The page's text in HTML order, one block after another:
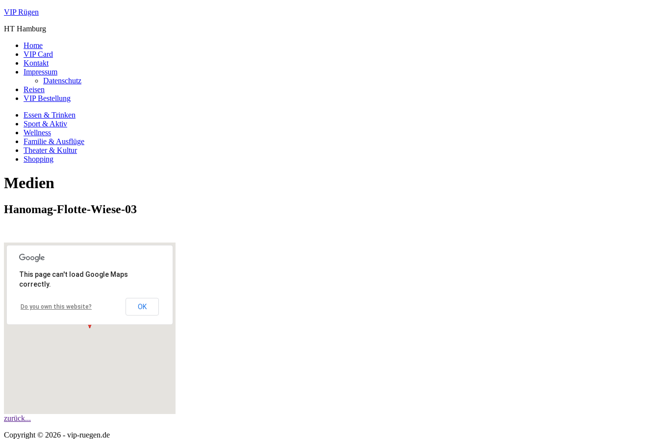
VIP Rügen
HT Hamburg
Home
VIP Card
Kontakt
Impressum
Datenschutz
Reisen
VIP Bestellung
Essen & Trinken
Sport & Aktiv
Wellness
Familie & Ausflüge
Theater & Kultur
Shopping
Medien
Hanomag-Flotte-Wiese-03
This page can't load Google Maps
correctly.
Do you own this website? OK
zurück...
Copyright © 2026 - vip-ruegen.de